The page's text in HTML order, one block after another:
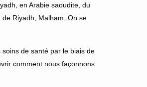
en Arabie saoudite, du
Riyadh, Malham, On se
de santé par le biais de
comment nous façonnons